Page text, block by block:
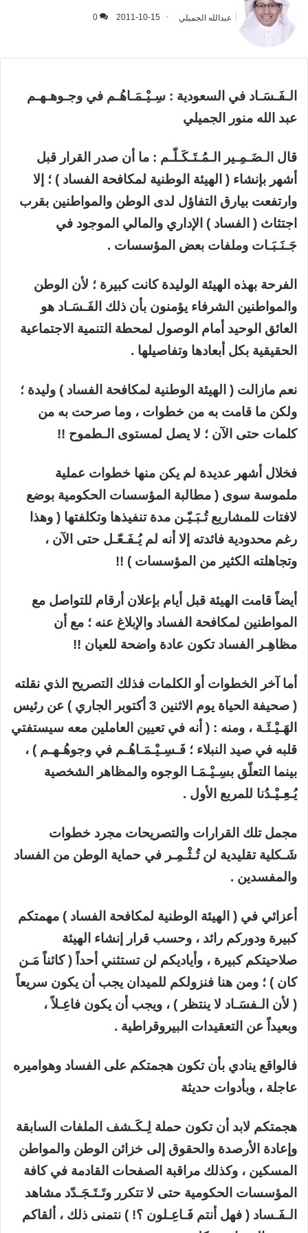
عبدالله الجميلي 2011-10-15
0
الـفَـسَـاد في السعودية : سِـيْـمَـاهُـم في وجـوهـهـم
عبد الله منور الجميلي
قال الـضَـمِـير الـمُـتَـكَـلّـم : ما أن صدر القرار قبل
أشهر بإنشاء ( الهيئة الوطنية لمكافحة الفساد ) ؛ إلا
وارتفعت بيارق التفاؤل لدى الوطن والمواطنين بقرب
اجتثاث ( الفساد ) الإداري والمالي الموجود في
جَـنَـبَـات وملفات بعض المؤسسات .
الفرحة بهذه الهيئة الوليدة كانت كبيرة ؛ لأن الوطن
والمواطنين الشرفاء يؤمنون بأن ذلك الفَـسَـاد هو
العائق الوحيد أمام الوصول لمحطة التنمية الاجتماعية
الحقيقية بكل أبعادها وتفاصيلها .
نعم مازالت ( الهيئة الوطنية لمكافحة الفساد ) وليدة ؛
ولكن ما قامت به من خطوات ، وما صرحت به من
كلمات حتى الآن ؛ لا يصل لمستوى الـطموح !!
فخلال أشهر عديدة لم يكن منها خطوات عملية
ملموسة سوى ( مطالبة المؤسسات الحكومية بوضع
لافتات للمشاريع تُـبَـيّـن مدة تنفيذها وتكلفتها ( وهذا
رغم محدودية فائدته إلا أنه لم يُـفَـعّـل حتى الآن ،
وتجاهلته الكثير من المؤسسات ) !!
أيضاً قامت الهيئة قبل أيام بإعلان أرقام للتواصل مع
المواطنين لمكافحة الفساد والإبلاغ عنه ؛ مع أن
مظاهِـر الفساد تكون عادة واضحة للعيان !!
أما آخر الخطوات أو الكلمات فذلك التصريح الذي نقلته
( صحيفة الحياة يوم الاثنين 3 أكتوبر الجاري ) عن رئيس
الهَـيْـئَـة ، ومنه : ( أنه في تعيين العاملين معه سيستفتي
قلبه في صيد النبلاء ؛ فَـسِـيْـمَـاهُـم في وجوهُـهـم ) ،
بينما التعلّق بسِـيْـمَـا الوجوه والمظاهر الشخصية
يُـعِـيْـدُنا للمربع الأول .
مجمل تلك القرارات والتصريحات مجرد خطوات
شَـكلية تقليدية لن تُـثْـمِـر في حماية الوطن من الفساد
والمفسدين .
أعزائي في ( الهيئة الوطنية لمكافحة الفساد ) مهمتكم
كبيرة ودوركم رائد ، وحسب قرار إنشاء الهيئة
صلاحيتكم كبيرة ، وأياديكم لن تستثني أحداً ( كائناً مَـن
كان ) ؛ ومن هنا فنزولكم للميدان يجب أن يكون سريعاً
( لأن الـفسَـاد لا ينتظر ) ، ويجب أن يكون فاعِـلاً ،
وبعيداً عن التعقيدات البيروقراطية .
فالواقع ينادي بأن تكون هجمتكم على الفساد وهواميره
عاجلة ، وبأدوات حديثة
هجمتكم لابد أن تكون حملة لِـكَـشف الملفات السابقة
وإعادة الأرصدة والحقوق إلى خزائن الوطن والمواطن
المسكين ، وكذلك مراقبة الصفحات القادمة في كافة
المؤسسات الحكومية حتى لا تتكرر وتَـتَـجَـدّد مشاهد
الـفَـساد ( فهل أنتم فَـاعِـلون ؟! ) نتمنى ذلك ، ألقاكم